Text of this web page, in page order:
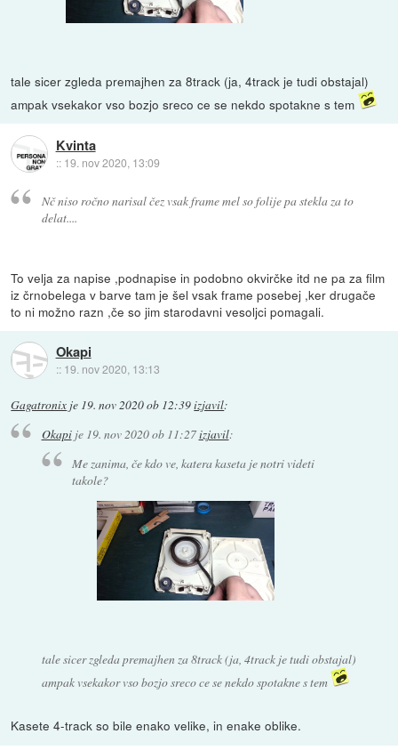
tale sicer zgleda premajhen za 8track (ja, 4track je tudi obstajal)
ampak vsekakor vso bozjo sreco ce se nekdo spotakne s tem
Kvinta
:: 19. nov 2020, 13:09
Nč niso ročno narisal čez vsak frame mel so folije pa stekla za to
delat....
To velja za napise ,podnapise in podobno okvirčke itd ne pa za film
iz črnobelega v barve tam je šel vsak frame posebej ,ker drugače
to ni možno razn ,če so jim starodavni vesoljci pomagali.
Okapi
:: 19. nov 2020, 13:13
Gagatronix je 19. nov 2020 ob 12:39izjavil:
Okapije 19. nov 2020 ob 11:27izjavil:
Me zanima, če kdo ve, katera kaseta je notri videti
takole?
tale sicer zgleda premajhen za 8track (ja, 4track je tudi obstajal)
ampak vsekakor vso bozjo sreco ce se nekdo spotakne s tem
Kasete 4-track so bile enako velike, in enake oblike.